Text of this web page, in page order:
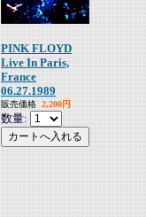
PINK FLOYD
Live In Paris,
France
06.27.1989
販売価格 2,200円
数量: